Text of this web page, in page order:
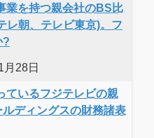
業を持つ親会社のBS比
レ朝、テレビ東京)。フ
?
月28日
ているフジテレビの親
ディングスの財務諸表